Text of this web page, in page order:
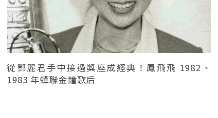
從鄧麗君手中接過獎座成經典！鳳飛飛 1982、
1983 年蟬聯金鐘歌后